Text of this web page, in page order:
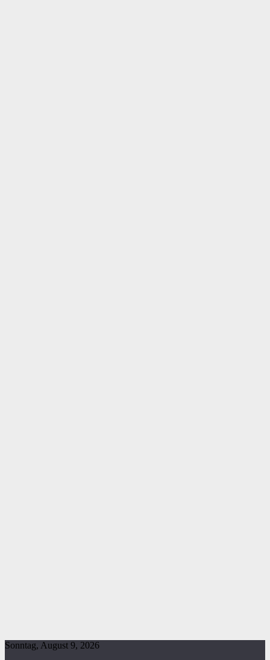
Sonntag, August 9, 2026